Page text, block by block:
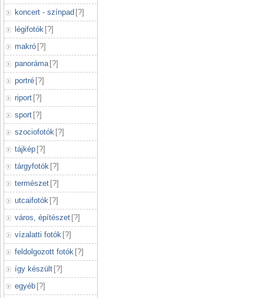
koncert - színpad [?]
légifotók [?]
makró [?]
panoráma [?]
portré [?]
riport [?]
sport [?]
szociofotók [?]
tájkép [?]
tárgyfotók [?]
természet [?]
utcaifotók [?]
város, építészet [?]
vízalatti fotók [?]
feldolgozott fotók [?]
így készült [?]
egyéb [?]